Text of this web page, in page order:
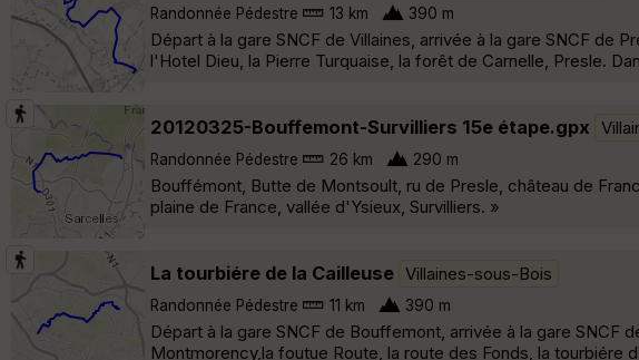
Randonnée Pédestre 13 km 390 m
Départ à la gare SNCF de Villaines, arrivée à la gare SNCF de
l'Hotel Dieu, la Pierre Turquaise, la forêt de Carnelle, Presle.
20120325-Bouffemont-Survilliers 15e étape.gpx
Randonnée Pédestre 26 km 290 m
Bouffémont, Butte de Montsoult, ru de Presle, château de
plaine de France, vallée d'Ysieux, Survilliers. »
La tourbiére de la Cailleuse Villaines-sous-Bois
Randonnée Pédestre 11 km 390 m
Départ à la gare SNCF de Bouffemont, arrivée à la gare SNCF
Montmorency,la foutue Route, la route des Fonds, la tourbiére